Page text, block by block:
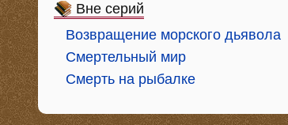
Вне серий
Возвращение морского дьявола
Смертельный мир
Смерть на рыбалке